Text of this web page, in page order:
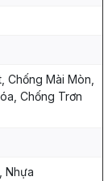
Chống Mài Mòn,
Chống Trơn
Nhựa